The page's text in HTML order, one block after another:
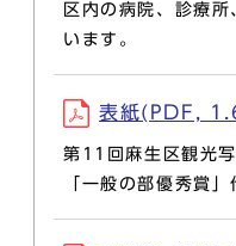
区内の病院、診療
います。
表紙(PDF,
第11回麻生区観光
「一般の部優秀賞